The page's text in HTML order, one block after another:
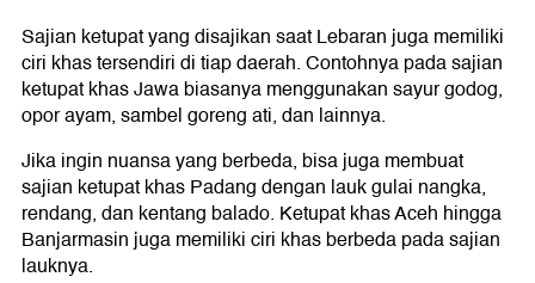
Sajian ketupat yang disajikan saat Lebaran juga memiliki
ciri khas tersendiri di tiap daerah. Contohnya pada sajian
ketupat khas Jawa biasanya menggunakan sayur godog,
opor ayam, sambel goreng ati, dan lainnya.
Jika ingin nuansa yang berbeda, bisa juga membuat
sajian ketupat khas Padang dengan lauk gulai nangka,
rendang, dan kentang balado. Ketupat khas Aceh hingga
Banjarmasin juga memiliki ciri khas berbeda pada sajian
lauknya.